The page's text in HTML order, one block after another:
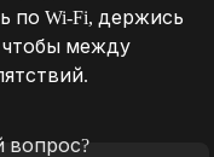
по Wi-Fi, держись
чтобы между
вопрос?